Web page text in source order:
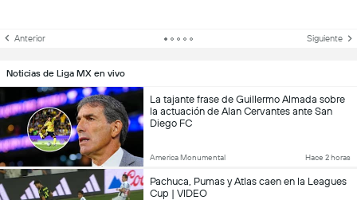
Anterior Siguiente
Noticias de Liga MX en vivo
La tajante frase de Guillermo Almada sobre
la actuación de Alan Cervantes ante San
Diego FC
America Monumental Hace 2 horas
Pachuca, Pumas y Atlas caen en la Leagues
Cup | VIDEO